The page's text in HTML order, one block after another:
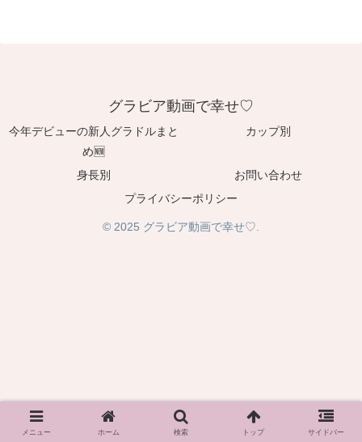
グラビア動画で幸せ♡
今年デビューの新人グラドルまと
め🆕
カップ別
身長別
お問い合わせ
プライバシーポリシー
© 2025 グラビア動画で幸せ♡.
メニュー ホーム 検索 トップ サイドバー